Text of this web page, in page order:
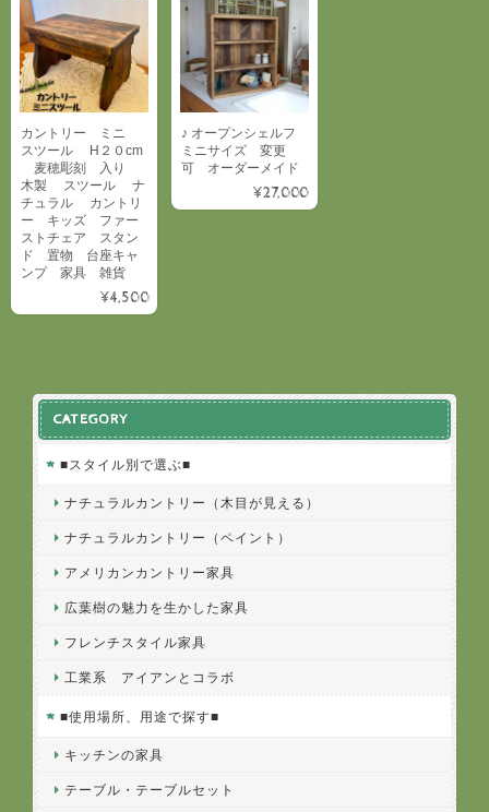
カントリー ミニ
スツール H２０cm
麦穂彫刻 入り
木製 スツール ナ
チュラル カントリ
ー キッズ ファー
ストチェア スタン
ド 置物 台座キャ
ンプ 家具 雑貨
¥4,500
♪ オープンシェルフ
ミニサイズ 変更
可 オーダーメイド
¥27,000
CATEGORY
■スタイル別で選ぶ■
ナチュラルカントリー（木目が見える）
ナチュラルカントリー（ペイント）
アメリカンカントリー家具
広葉樹の魅力を生かした家具
フレンチスタイル家具
工業系 アイアンとコラボ
■使用場所、用途で探す■
キッチンの家具
テーブル・テーブルセット